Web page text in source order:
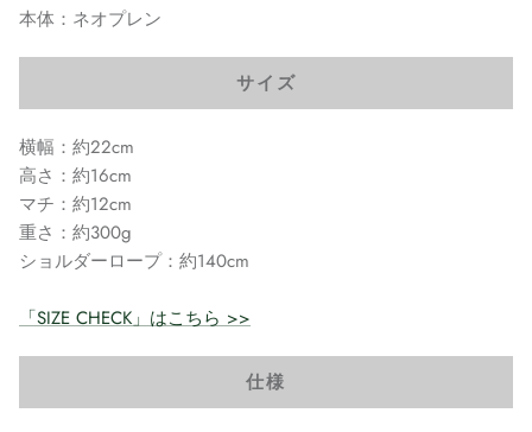
本体：ネオプレン
サイズ
横幅：約22cm
高さ：約16cm
マチ：約12cm
重さ：約300g
ショルダーロープ：約140cm
「SIZE CHECK」はこちら >>
仕様